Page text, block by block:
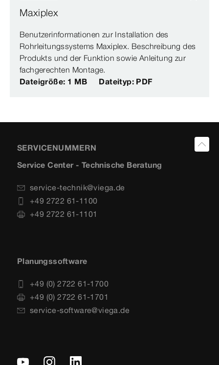
Maxiplex
Benutzerinformationen zur Installation des
Rohrleitungssystems Maxiplex. Beschreibung des
Produkts und der Funktion sowie Anleitung zur
fachgerechten Montage.
Dateigröße: 1 MB
Dateityp: PDF
SERVICENUMMERN
Service Center - Technische Beratung
service-technik@viega.de
+49 2722 61-1100
+49 2722 61-1101
Planungssoftware
+49 (0) 2722 61-1700
+49 (0) 2722 61-1701
service-software@viega.de